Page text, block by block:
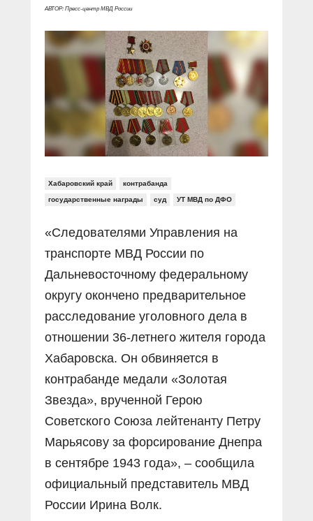
Социальные ролики
Специальный репортаж
КиберПОСТОВОЙ
Журнал «Полиция России»
Контакты
АВТОР: Пресс-центр МВД России
Хабаровский край контрабанда
государственные награды суд УТ МВД по ДФО
«Следователями Управления на
транспорте МВД России по
Дальневосточному федеральному
округу окончено предварительное
расследование уголовного дела в
отношении 36-летнего жителя города
Хабаровска. Он обвиняется в
контрабанде медали «Золотая
Звезда», врученной Герою
Советского Союза лейтенанту Петру
Марьясову за форсирование Днепра
в сентябре 1943 года», – сообщила
официальный представитель МВД
России Ирина Волк.